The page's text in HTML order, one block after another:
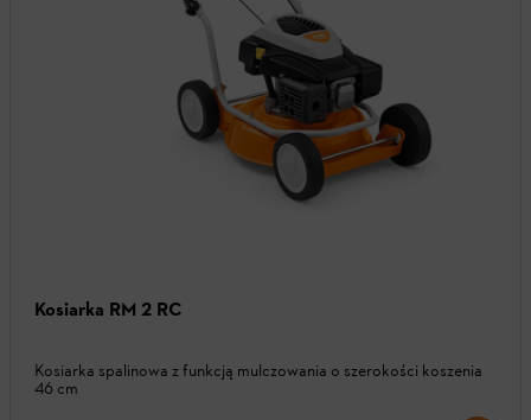
Kosiarka RM 2 RC
Kosiarka spalinowa z funkcją mulczowania o szerokości koszenia
46 cm